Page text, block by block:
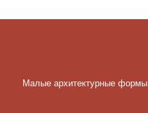
Малые архитектурные формы